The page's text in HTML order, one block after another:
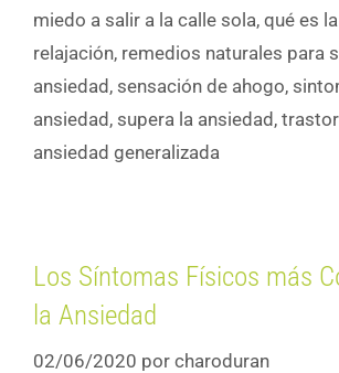
miedo a salir a la calle sola, qué es
relajación, remedios naturales para
ansiedad , sensación de ahogo,
ansiedad , supera la ansiedad ,
ansiedad generalizada
Los Síntomas Físicos más
la Ansiedad
02/06/2020 por charoduran